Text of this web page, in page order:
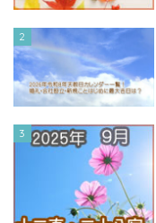
2
3